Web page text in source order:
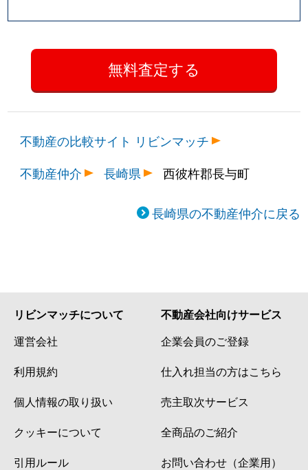
不動産の比較サイト リビンマッチ
不動産仲介
長崎県 西彼杵郡長与町
長崎県の不動産仲介に戻る
リビンマッチについて
運営会社
利用規約
個人情報の取り扱い
クッキーについて
引用ルール
不動産会社向けサービス
企業会員のご登録
仕入れ担当の方はこちら
売主取次サービス
全商品のご紹介
お問い合わせ（企業用）